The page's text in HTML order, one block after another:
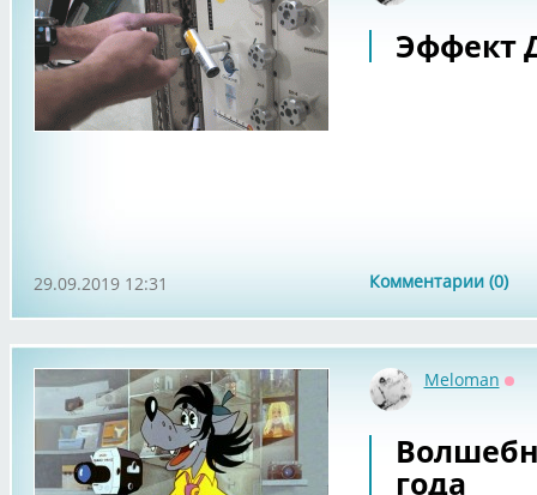
Эффект
Комментарии (0)
29.09.2019 12:31
Meloman
года